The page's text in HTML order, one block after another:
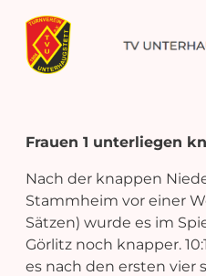
Frauen 1 unterliegen
Nach der knappen
Stammheim vor einer
Sätzen) wurde es im
Görlitz noch knapper.
es nach den ersten vier